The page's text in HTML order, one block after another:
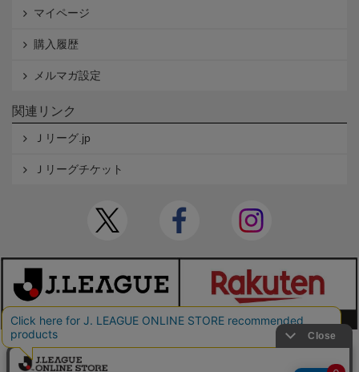
マイページ
購入履歴
メルマガ設定
関連リンク
Ｊリーグ.jp
Ｊリーグチケット
本サイトで使用している文章・画像等の無断での複製・転載を禁止します。